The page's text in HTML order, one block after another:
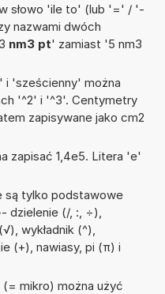
słowo 'ile to' (lub '=' / '-
nazwami dwóch
nm3 pt' zamiast '5 nm3
'sześcienny' można
'^2' i '^3'. Centymetry
zapisywane jako cm2
zapisać 1,4e5. Litera 'e'
są tylko podstawowe
dzielenie (/, :, ÷),
wykładnik (^),
(+), nawiasy, pi (π) i
mikro) można użyć